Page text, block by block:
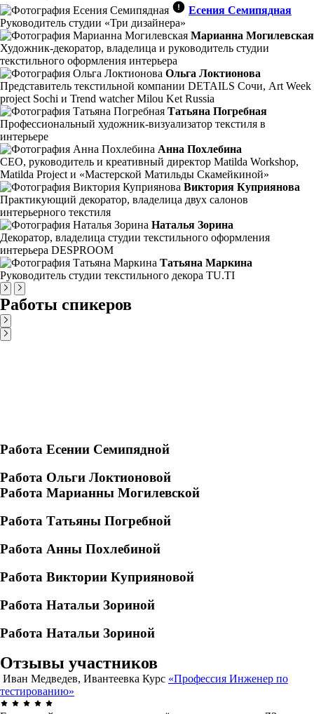
Есения Семипядная
Руководитель студии «Три дизайнера»
Марианна Могилевская
Художник-декоратор, владелица и руководитель студии
текстильного оформления интерьера
Ольга Локтионова
Представитель текстильной компании DETAILS Сочи, Art Week
project Sochi и Trend watcher Milou Ket Russia
Татьяна Погребная
Профессиональный художник-визуализатор текстиля в
интерьере
Анна Похлебина
CEO, руководитель и креативный директор Matilda Workshop,
Matilda Project и «Мастерской Матильды Скамейкиной»
Виктория Куприянова
Практикующий декоратор, владелица двух салонов
интерьерного текстиля
Наталья Зорина
Декоратор, владелица студии текстильного оформления
интерьера DESPROOM
Татьяна Маркина
Руководитель студии текстильного декора TU.TI
Работы спикеров
Работа Есении Семипядной
Работа Ольги Локтионовой
Работа Марианны Могилевской
Работа Татьяны Погребной
Работа Анны Похлебиной
Работа Виктории Куприяновой
Работа Натальи Зориной
Работа Натальи Зориной
Отзывы участников
Иван Медведев, Ивантеевка Курс «Профессия Инженер по
тестированию»